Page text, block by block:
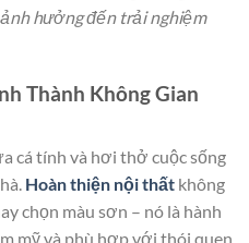
hưởng đến trải nghiệm
Thành Không Gian
cá tính và hơi thở cuộc sống
Hoàn thiện nội thất không
chọn màu sơn – nó là hành
mỹ và phù hợp với thói quen